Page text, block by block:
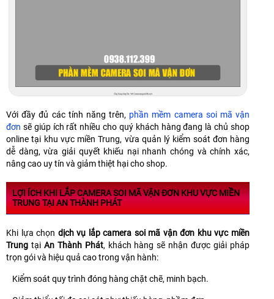
Với đầy đủ các tính năng trên, phần mềm camera soi mã vận
đơn sẽ giúp ích rất nhiều cho quý khách hàng đang là chủ shop
online tại khu vực miền Trung, vừa quản lý kiểm soát đơn hàng
dễ dàng, vừa giải quyết khiếu nại nhanh chóng và chính xác,
nâng cao uy tín và giảm thiệt hại cho shop.
LỢI ÍCH KHI LẮP CAMERA SOI MÃ VẬN ĐƠN KHU VỰC MIỀN
TRUNG TẠI AN THÀNH PHÁT
Khi lựa chọn dịch vụ lắp camera soi mã vận đơn khu vực miền
Trung tại An Thành Phát, khách hàng sẽ nhận được giải pháp
trọn gói và hiệu quả cao trong vận hành:
Kiểm soát quy trình đóng hàng chặt chẽ, minh bạch.